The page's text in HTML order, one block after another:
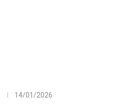
14/01/2026